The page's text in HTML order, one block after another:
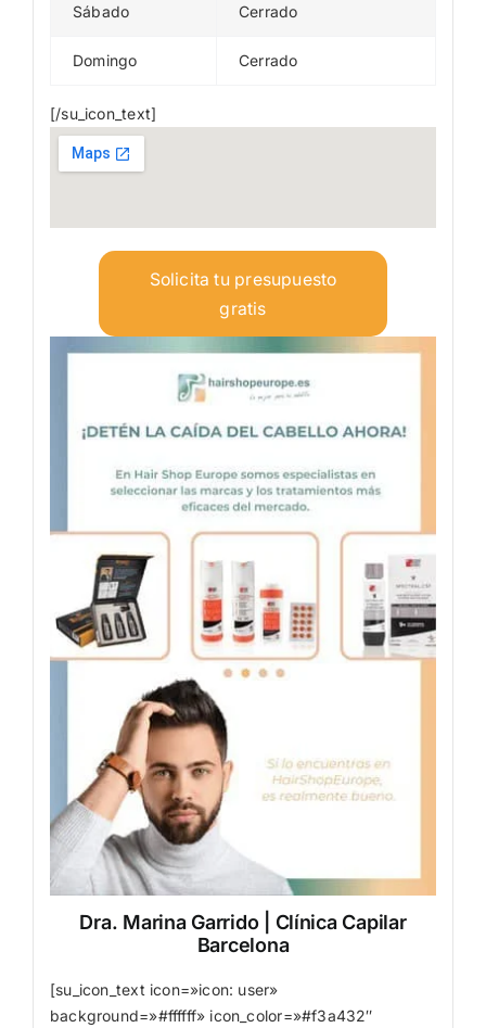
Sábado Cerrado
Domingo Cerrado
[/su_icon_text]
Solicita tu presupuesto
gratis
Dra. Marina Garrido | Clínica Capilar
Barcelona
[su_icon_text icon=»icon: user»
background=»#ffffff» icon_color=»#f3a432″